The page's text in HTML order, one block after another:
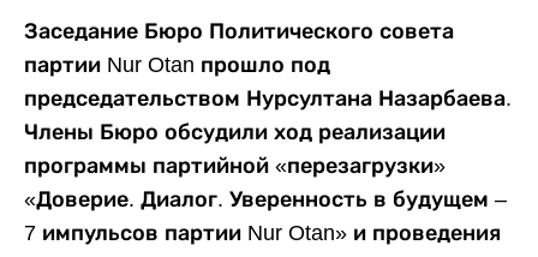
Заседание Бюро Политического совета
партии Nur Otan прошло под
председательством Нурсултана Назарбаева.
Члены Бюро обсудили ход реализации
программы партийной «перезагрузки»
«Доверие. Диалог. Уверенность в будущем –
7 импульсов партии Nur Otan» и проведения